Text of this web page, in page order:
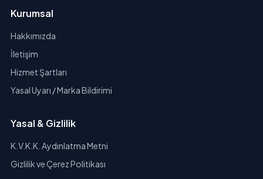
Kurumsal
Hakkımızda
İletişim
Hizmet Şartları
Yasal Uyarı / Marka Bildirimi
Yasal & Gizlilik
K.V.K.K. Aydınlatma Metni
Gizlilik ve Çerez Politikası